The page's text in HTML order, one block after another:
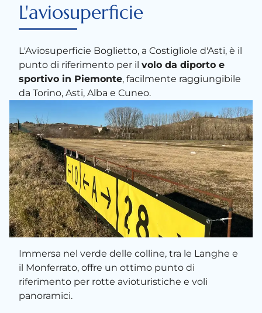
L'aviosuperficie
L'Aviosuperficie Boglietto, a Costigliole d'Asti, è il
punto di riferimento per il volo da diporto e
sportivo in Piemonte, facilmente raggiungibile
da Torino, Asti, Alba e Cuneo.
Immersa nel verde delle colline, tra le Langhe e
il Monferrato, offre un ottimo punto di
riferimento per rotte avioturistiche e voli
panoramici.